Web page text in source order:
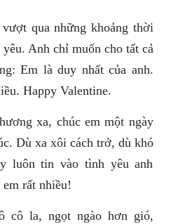
qua những khoảng thời
Anh chỉ muốn cho tất cả
Em là duy nhất của anh.
Happy Valentine.
xa, chúc em một ngày
Dù xa xôi cách trở, dù khó
luôn tin vào tình yêu anh
rất nhiều!
cô la, ngọt ngào hơn gió,